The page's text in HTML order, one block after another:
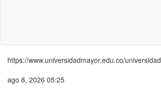
https://www.universidadmayor.edu.co/
ago 8, 2026 05:25